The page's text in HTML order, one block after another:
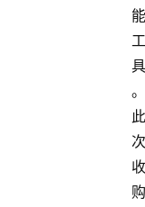
能
工
具
。
此
次
收
购